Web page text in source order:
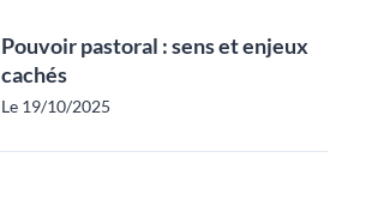
Pouvoir pastoral : sens et enjeux
cachés
Le 19/10/2025